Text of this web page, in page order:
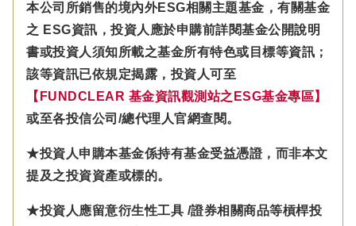
本公司所銷售的境內外ESG相關主題基金，有關基金
之 ESG資訊，投資人應於申購前詳閱基金公開說明
書或投資人須知所載之基金所有特色或目標等資訊；
該等資訊已依規定揭露，投資人可至
【FUNDCLEAR 基金資訊觀測站之ESG基金專區】
或至各投信公司/總代理人官網查閱。
★投資人申購本基金係持有基金受益憑證，而非本文
提及之投資資產或標的。
★投資人應留意衍生性工具 /證券相關商品等槓桿投